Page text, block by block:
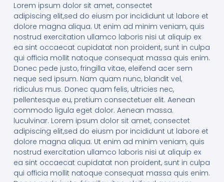
Lorem ipsum dolor sit amet, consectet
adipiscing elit,sed do eiusm por incididunt ut labore et
dolore magna aliqua. Ut enim ad minim veniam, quis
nostrud exercitation ullamco laboris nisi ut aliquip ex
ea sint occaecat cupidatat non proident, sunt in culpa
qui officia mollit natoque consequat massa quis enim.
Donec pede justo, fringilla vitae, eleifend acer sem
neque sed ipsum. Nam quam nunc, blandit vel,
ridiculus mus. Donec quam felis, ultricies nec,
pellentesque eu, pretium consectetuer elit. Aenean
commodo ligula eget dolor. Aenean massa.
luculvinar. Lorem ipsum dolor sit amet, consectet
adipiscing elit,sed do eiusm por incididunt ut labore et
dolore magna aliqua. Ut enim ad minim veniam, quis
nostrud exercitation ullamco laboris nisi ut aliquip ex
ea sint occaecat cupidatat non proident, sunt in culpa
qui officia mollit natoque consequat massa quis enim.